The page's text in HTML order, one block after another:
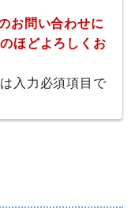
お問い合わせに
ほどよろしくお
入力必須項目で